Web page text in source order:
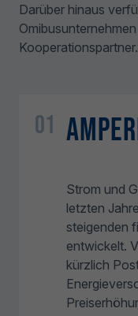
Darüber hinaus
01
Strom und
letzten
steigenden
entwickelt.
kürzlich